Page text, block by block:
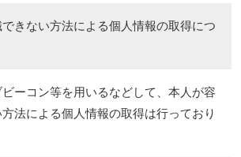
きない方法による個人情報の取得につ
ーコン等を用いるなどして、本人が容
法による個人情報の取得は行っており